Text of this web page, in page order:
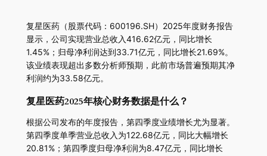
复星医药（股票代码：600196.SH）2025年度财务报告
显示，公司实现营业总收入416.62亿元，同比增长
1.45%；归母净利润达到33.71亿元，同比增长21.69%。
该业绩表现超出多数分析师预期，此前市场普遍预期其净
利润约为33.58亿元。
复星医药2025年核心财务数据是什么？
根据公司发布的年度报告，第四季度业绩增长尤为显著。
第四季度单季营业总收入为122.68亿元，同比大幅增长
20.81%；第四季度归母净利润为8.47亿元，同比增长